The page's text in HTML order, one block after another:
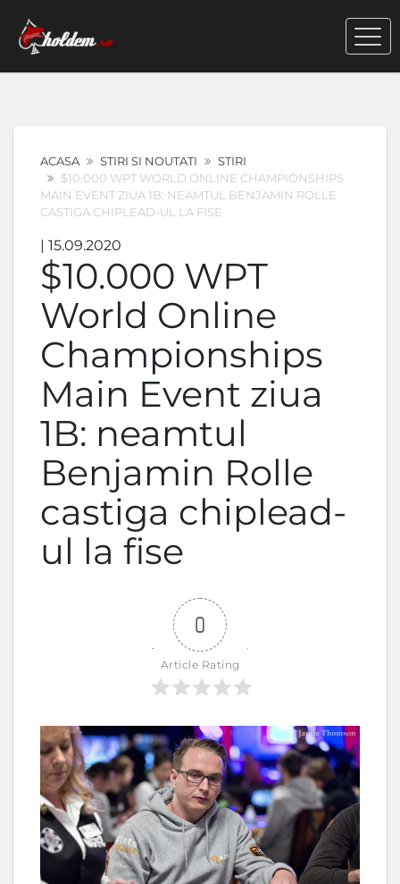
ACASA STIRI SI NOUTATI
STIRI
$10.000 WPT WORLD ONLINE CHAMPIONSHIPS
MAIN EVENT ZIUA 1B: NEAMTUL BENJAMIN ROLLE
CASTIGA CHIPLEAD-UL LA FISE
| 15.09.2020
$10.000 WPT
World Online
Championships
Main Event ziua
1B: neamtul
Benjamin Rolle
castiga chiplead-
ul la fise
0
Article Rating